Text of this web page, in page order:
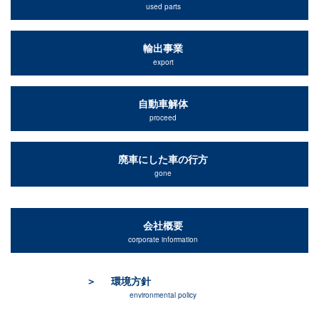
used parts
輸出事業
export
自動車解体
proceed
廃車にした車の行方
gone
会社概要
corporate information
環境方針
environmental policy